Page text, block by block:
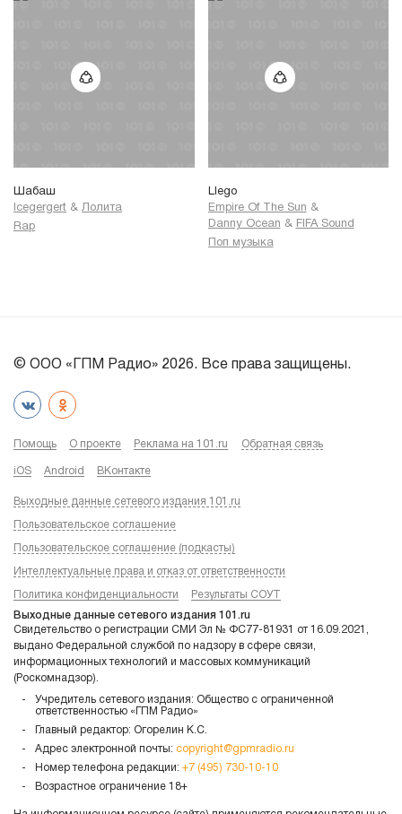
Шабаш
Icegergert & Лолита
Rap
Llego
Empire Of The Sun &
Danny Ocean & FIFA Sound
Поп музыка
© ООО «ГПМ Радио» 2026. Все права защищены.
Помощь О проекте Реклама на 101.ru Обратная связь
iOS Android ВКонтакте
Выходные данные сетевого издания 101.ru
Пользовательское соглашение
Пользовательское соглашение (подкасты)
Интеллектуальные права и отказ от ответственности
Политика конфиденциальности Результаты СОУТ
Выходные данные сетевого издания 101.ru
Свидетельство о регистрации СМИ Эл № ФС77-81931 от 16.09.2021,
выдано Федеральной службой по надзору в сфере связи,
информационных технологий и массовых коммуникаций
(Роскомнадзор).
Учредитель сетевого издания: Общество с ограниченной
ответственностью «ГПМ Радио»
Главный редактор: Огорелин К.С.
Адрес электронной почты: copyright@gpmradio.ru
Номер телефона редакции: +7 (495) 730-10-10
Возрастное ограничение 18+